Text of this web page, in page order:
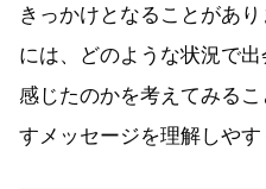
きっかけとなることがあ
には、どのような状況で
感じたのかを考えてみる
すメッセージを理解しやす